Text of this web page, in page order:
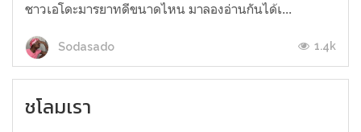
ชาวเอโดะมารยาทดีขนาดไหน มาลองอ่านกันได้เ...
Sodasado 1.4k
ชโลมเรา